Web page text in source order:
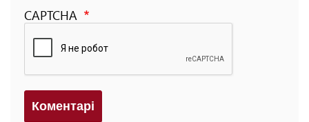
CAPTCHA
Коментарi